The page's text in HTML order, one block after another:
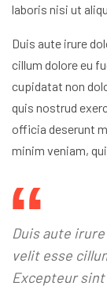
laboris nisi ut
Duis aute irure
cillum dolore eu
cupidatat non
quis nostrud
officia deserunt
minim veniam,
Duis aute
velit esse
Excepteur